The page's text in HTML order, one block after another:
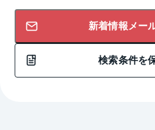
新着情報メー
検索条件を